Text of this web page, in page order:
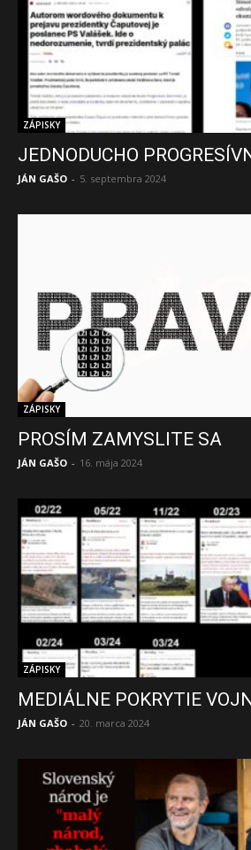
ZÁPISKY
JEDNODUCHO
JÁN GAŠO - 5. septembra 2024
ZÁPISKY
PROSÍM ZAMYSLITE SA
JÁN GAŠO - 16. mája 2024
ZÁPISKY
MEDIÁLNE POKRYTIE
JÁN GAŠO - 20. marca 2024